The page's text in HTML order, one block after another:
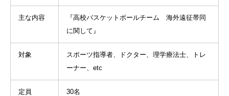
主な内容
『高校バスケットボールチーム 海外遠征帯同
に関して』
対象
スポーツ指導者、ドクター、理学療法士、トレ
ーナー、etc
定員 30名